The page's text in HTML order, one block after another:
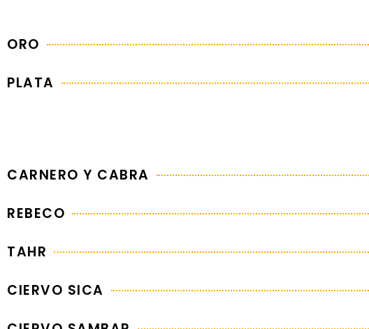
ORO
PLATA
CARNERO Y CABRA
REBECO
TAHR
CIERVO SICA